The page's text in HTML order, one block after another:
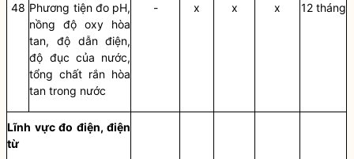
48 Phương tiện đo pH,
nồng độ oxy hòa
tan, độ dẫn điện,
độ đục của nước,
tổng chất rắn hòa
tan trong nước
- x x x 12 tháng
Lĩnh vực đo điện, điện
từ